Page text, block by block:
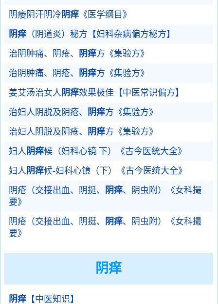
阴痿阴汗阴冷 阴痒 《医学纲目》
阴痒 （阴道炎）秘方【妇科杂病偏方秘方】
治阴肿痛、阴疮、
阴痒方《集验方》
治阴肿痛、阴疮、
阴痒方《集验方》
姜艾汤治女人阴痒效果极佳【中医常识偏方】
治妇人阴脱及阴疮、
阴痒方《集验方》
治妇人阴脱及阴疮、
阴痒方《集验方》
妇人阴痒候（妇科心镜 下）《古今医统大全》
妇人阴痒候-妇科心镜（下）《古今医统大全》
阴疮（交接出血、阴挺、
阴痒、阴虫附）《女科撮
要》
阴疮（交接出血、阴挺、
阴痒、阴虫附）《女科撮
要》
阴痒
阴痒 【中医知识】